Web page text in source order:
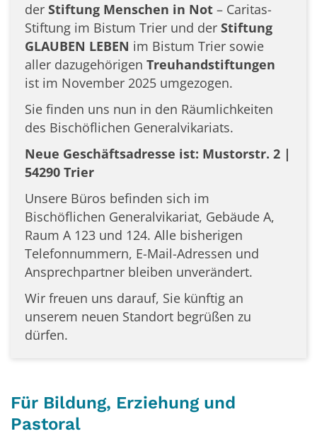
der Stiftung Menschen in Not – Caritas-
Stiftung im Bistum Trier und der Stiftung
GLAUBEN LEBEN im Bistum Trier sowie
aller dazugehörigen Treuhandstiftungen
ist im November 2025 umgezogen.
Sie finden uns nun in den Räumlichkeiten
des Bischöflichen Generalvikariats.
Neue Geschäftsadresse ist: Mustorstr. 2 |
54290 Trier
Unsere Büros befinden sich im
Bischöflichen Generalvikariat, Gebäude A,
Raum A 123 und 124. Alle bisherigen
Telefonnummern, E-Mail-Adressen und
Ansprechpartner bleiben unverändert.
Wir freuen uns darauf, Sie künftig an
unserem neuen Standort begrüßen zu
dürfen.
Für Bildung, Erziehung und
Pastoral